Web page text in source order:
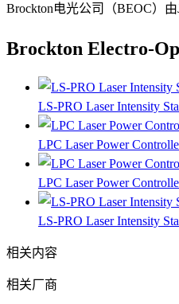
Brockton电光公司（BEOC）
Brockton Electro-
LS-PRO Laser Intensity
LPC Laser Power
LPC Laser Power
LS-PRO Laser Intensity
相关内容
相关厂商